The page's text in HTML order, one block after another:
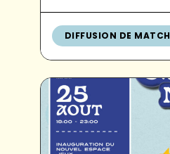
DIFFUSION DE MATCH